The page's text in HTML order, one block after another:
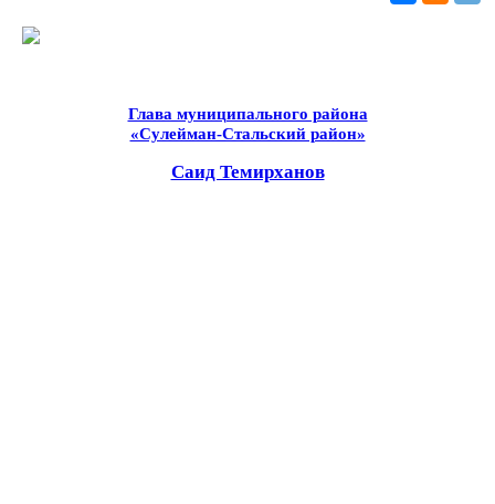
Глава муниципального района
«Сулейман-Стальский район»
Саид Темирханов